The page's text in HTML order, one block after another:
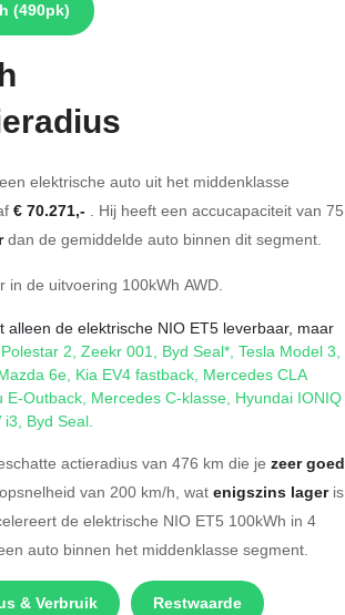
(490pk)
elektrische auto uit het middenklasse
€ 70.271,- . Hij heeft een accucapaciteit van 75
dan de gemiddelde auto binnen dit segment.
in de uitvoering 100kWh AWD.
de elektrische NIO ET5 leverbaar, maar
2, Zeekr 001, Byd Seal*, Tesla Model 3,
6e, Kia EV4 fastback, Mercedes CLA
E-Outback, Mercedes C-klasse, Hyundai IONIQ
i3, Byd Seal.
actieradius van 476 km die je zeer goed
van 200 km/h, wat enigszins lageris
de elektrische NIO ET5 100kWh in 4
auto binnen het middenklasse segment.
& Verbruik Restwaarde